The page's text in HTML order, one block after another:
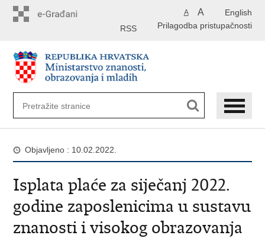
English
A A
Prilagodba pristupačnosti
RSS
Objavljeno : 10.02.2022.
Isplata plaće za siječanj 2022.
godine zaposlenicima u sustavu
znanosti i visokog obrazovanja